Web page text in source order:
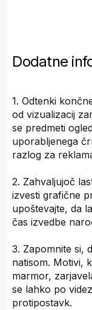
Dodatne
1. Odtenki
od vizualizacij
se predmeti
uporabljenega
razlog za
2. Zahvaljujoč
izvesti grafične
upoštevajte, da
čas izvedbe
3. Zapomnite si,
natisom. Motivi,
marmor,
se lahko po
protipostavk.